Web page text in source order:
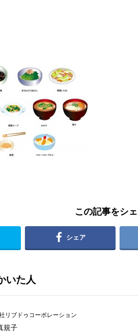
この記事をシ
シェア
いた人
リブドゥコーポレーション
規子